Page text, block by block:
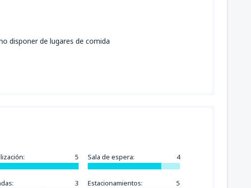
disponer de lugares de comida
5 Sala de espera: 4
3 Estacionamientos: 5